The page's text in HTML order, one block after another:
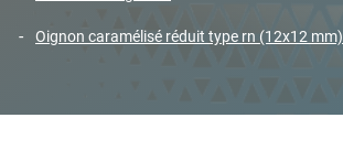
oignon caramélisé réduit type rn (12x12 mm)